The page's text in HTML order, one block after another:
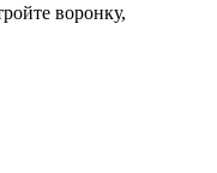
воронку,